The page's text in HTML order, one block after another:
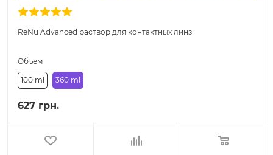
ReNu Advanced раствор для контактных линз
Объем
100 ml 360 ml
627 грн.